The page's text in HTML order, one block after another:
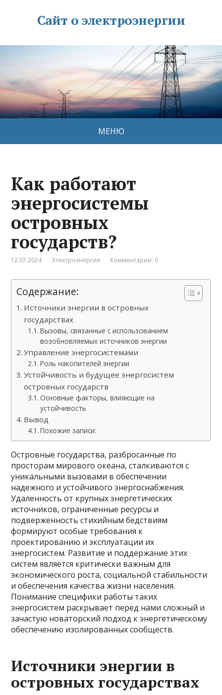
Сайт о электроэнергии
МЕНЮ
Как работают
энергосистемы
островных
государств?
12.07.2024 Электроэнергия Комментарии: 0
Содержание:
Источники энергии в островных
государствах
Вызовы, связанные с использованием
возобновляемых источников энергии
Управление энергосистемами
Роль накопителей энергии
Устойчивость и будущее энергосистем
островных государств
Основные факторы, влияющие на
устойчивость
Вывод
Похожие записи:
Островные государства, разбросанные по
просторам мирового океана, сталкиваются с
уникальными вызовами в обеспечении
надежного и устойчивого энергоснабжения.
Удаленность от крупных энергетических
источников, ограниченные ресурсы и
подверженность стихийным бедствиям
формируют особые требования к
проектированию и эксплуатации их
энергосистем. Развитие и поддержание этих
систем является критически важным для
экономического роста, социальной стабильности
и обеспечения качества жизни населения.
Понимание специфики работы таких
энергосистем раскрывает перед нами сложный и
зачастую новаторский подход к энергетическому
обеспечению изолированных сообществ.
Источники энергии в
островных государствах